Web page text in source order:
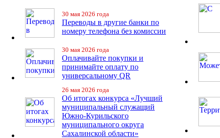
30 мая 2026 года
Переводы в другие банки по
номеру телефона без комиссии
30 мая 2026 года
Оплачивайте покупки и
принимайте оплату по
универсальному QR
26 мая 2026 года
Об итогах конкурса «Лучший
муниципальный служащий
Южно-Курильского
муниципального округа
Сахалинской области»